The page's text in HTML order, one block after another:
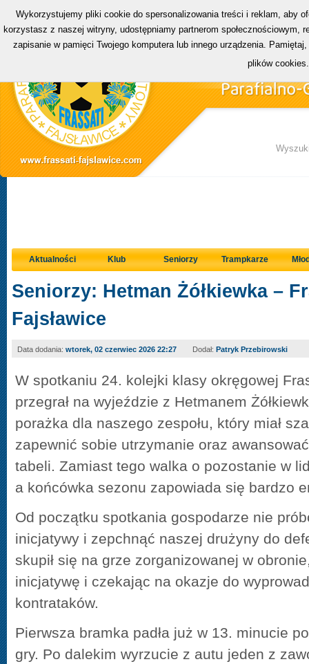
Aktualności Klub Seniorzy Trampkarze
Seniorzy: Hetman Żółkiewka –
Fajsławice
Data dodania: wtorek, 02 czerwiec 2026 22:27 Dodał: Patryk Przebirowski
W spotkaniu 24. kolejki klasy okręgowej
przegrał na wyjeździe z Hetmanem
porażka dla naszego zespołu, który miał
zapewnić sobie utrzymanie oraz
tabeli. Zamiast tego walka o pozostanie w
a końcówka sezonu zapowiada się bardzo
Od początku spotkania gospodarze nie
inicjatywy i zepchnąć naszej drużyny do
skupił się na grze zorganizowanej w
inicjatywę i czekając na okazje do
kontrataków.
Pierwsza bramka padła już w 13. minucie
gry. Po dalekim wyrzucie z autu jeden z
Wykorzystujemy pliki cookie do spersonalizowania treści i reklam, aby
korzystasz z naszej witryny, udostępniamy partnerom
zapisanie w pamięci Twojego komputera lub innego urządzenia.
plików